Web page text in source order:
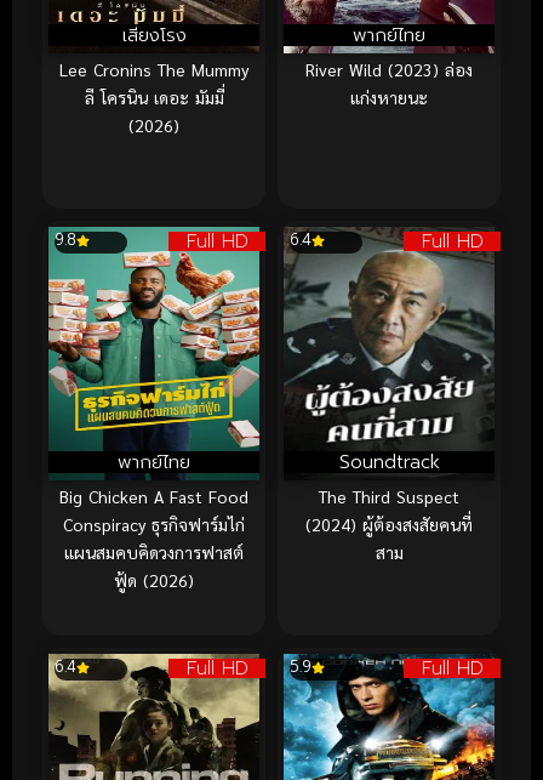
เสียงโรง
Lee Cronins The Mummy
ลี โครนิน เดอะ มัมมี่
(2026)
พากย์ไทย
River Wild (2023) ล่อง
แก่งหายนะ
Full HD
พากย์ไทย
9.8
Big Chicken A Fast Food
Conspiracy ธุรกิจฟาร์มไก่
แผนสมคบคิดวงการฟาสต์
ฟู้ด (2026)
Full HD
Soundtrack
6.4
The Third Suspect
(2024) ผู้ต้องสงสัยคนที่
สาม
Full HD
6.4 Full HD
5.9